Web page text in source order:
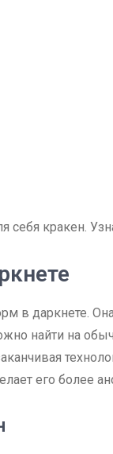
себя кракен.
в даркнете.
найти на
его более